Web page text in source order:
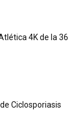
4K de la 36
Ciclosporiasis